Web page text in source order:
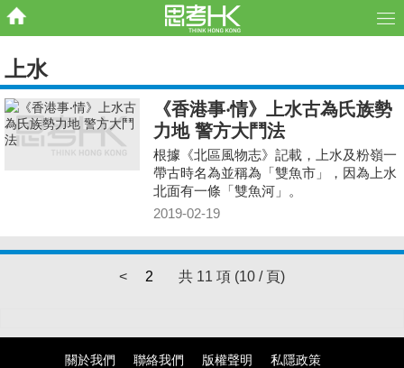
上水
《香港事‧情》上水古為氏族勢
力地 警方大鬥法
根據《北區風物志》記載，上水及粉嶺一
帶古時名為並稱為「雙魚市」，因為上水
北面有一條「雙魚河」。
2019-02-19
< 2 共 11 項 (10 / 頁)
關於我們 聯絡我們 版權聲明
私隱政策